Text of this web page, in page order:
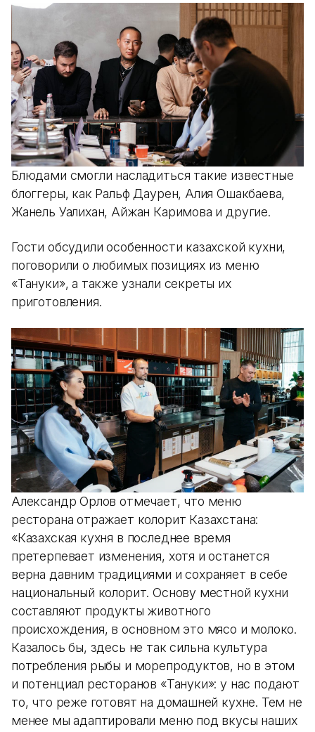
Блюдами смогли насладиться такие известные
блоггеры, как Ральф Даурен, Алия Ошакбаева,
Жанель Уалихан, Айжан Каримова и другие.
Гости обсудили особенности казахской кухни,
поговорили о любимых позициях из меню
«Тануки», а также узнали секреты их
приготовления.
Александр Орлов отмечает, что меню
ресторана отражает колорит Казахстана:
«Казахская кухня в последнее время
претерпевает изменения, хотя и останется
верна давним традициями и сохраняет в себе
национальный колорит. Основу местной кухни
составляют продукты животного
происхождения, в основном это мясо и молоко.
Казалось бы, здесь не так сильна культура
потребления рыбы и морепродуктов, но в этом
и потенциал ресторанов «Тануки»: у нас подают
то, что реже готовят на домашней кухне. Тем не
менее мы адаптировали меню под вкусы наших